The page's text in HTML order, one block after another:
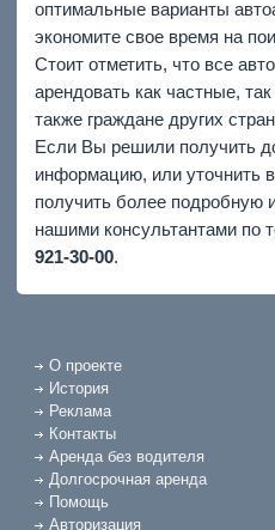
оптимальные варианты
экономите свое время на
Стоит отметить, что все
арендовать как частные,
также граждане других
Если Вы решили получить
информацию, или уточнить
получить более подробную
нашими консультантами по
921-30-00.
О проекте
История
Реклама
Контакты
Аренда без водителя
Долгосрочная аренда
Помощь
Авторизация